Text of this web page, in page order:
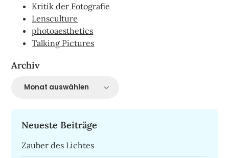
Kritik der Fotografie
Lensculture
photoaesthetics
Talking Pictures
Archiv
Archiv
Neueste Beiträge
Zauber des Lichtes